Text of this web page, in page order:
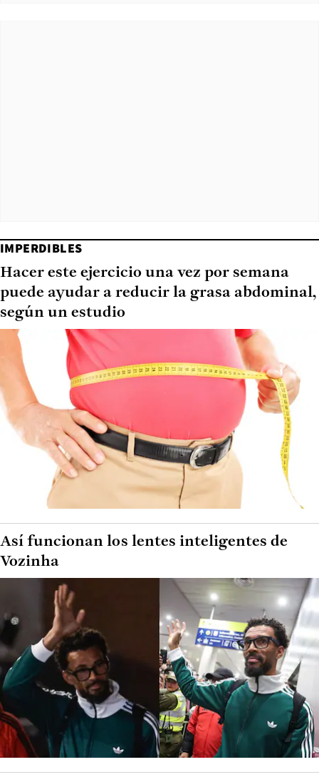
IMPERDIBLES
Hacer este ejercicio una vez por semana
puede ayudar a reducir la grasa abdominal,
según un estudio
Así funcionan los lentes inteligentes de
Vozinha